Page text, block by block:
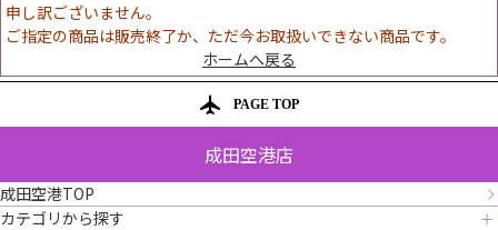
申し訳ございません。
ご指定の商品は販売終了か、ただ今お取扱いできない商品です。
ホームへ戻る
PAGE TOP
成田空港店
成田空港TOP
カテゴリから探す